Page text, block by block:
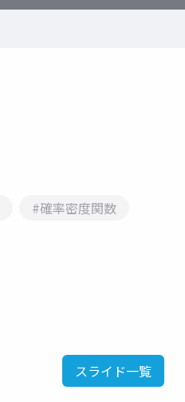
#確率密度関数
スライド一覧